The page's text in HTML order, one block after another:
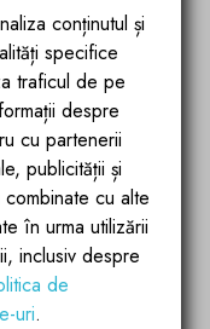
140 cm: 139-141.5
Interval
deschidere
usa
conținutul și
specifice
traficul de pe
despre
cu partenerii
publicității și
cu alte
în urma utilizării
inclusiv despre
de
uri.